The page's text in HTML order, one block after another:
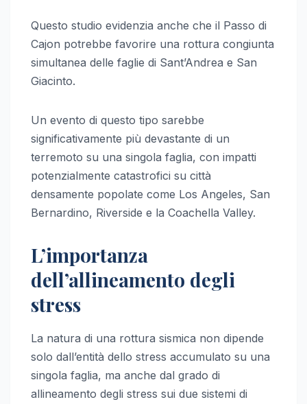
Questo studio evidenzia anche che il Passo di
Cajon potrebbe favorire una rottura congiunta
simultanea delle faglie di Sant’Andrea e San
Giacinto.
Un evento di questo tipo sarebbe
significativamente più devastante di un
terremoto su una singola faglia, con impatti
potenzialmente catastrofici su città
densamente popolate come Los Angeles, San
Bernardino, Riverside e la Coachella Valley.
L’importanza
dell’allineamento degli
stress
La natura di una rottura sismica non dipende
solo dall’entità dello stress accumulato su una
singola faglia, ma anche dal grado di
allineamento degli stress sui due sistemi di